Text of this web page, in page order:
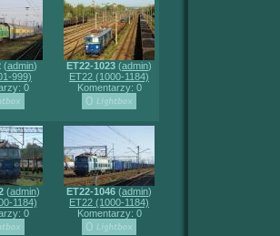
(admin)
999)
0
ET22-1023 (admin)
ET22 (1000-1184)
Komentarzy: 0
(admin)
1184)
0
ET22-1046 (admin)
ET22 (1000-1184)
Komentarzy: 0